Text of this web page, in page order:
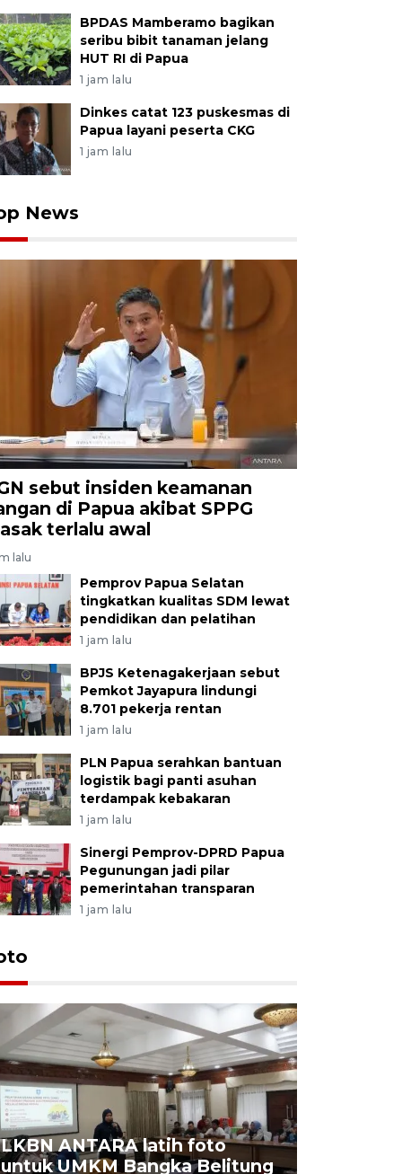
BPDAS Mamberamo bagikan
seribu bibit tanaman jelang
HUT RI di Papua
1 jam lalu
Dinkes catat 123 puskesmas di
Papua layani peserta CKG
1 jam lalu
News
sebut insiden keamanan
di Papua akibat SPPG
terlalu awal
lalu
Pemprov Papua Selatan
tingkatkan kualitas SDM lewat
pendidikan dan pelatihan
1 jam lalu
BPJS Ketenagakerjaan sebut
Pemkot Jayapura lindungi
8.701 pekerja rentan
1 jam lalu
PLN Papua serahkan bantuan
logistik bagi panti asuhan
terdampak kebakaran
1 jam lalu
Sinergi Pemprov-DPRD Papua
Pegunungan jadi pilar
pemerintahan transparan
1 jam lalu
LKBN ANTARA latih foto
untuk UMKM Bangka Belitung